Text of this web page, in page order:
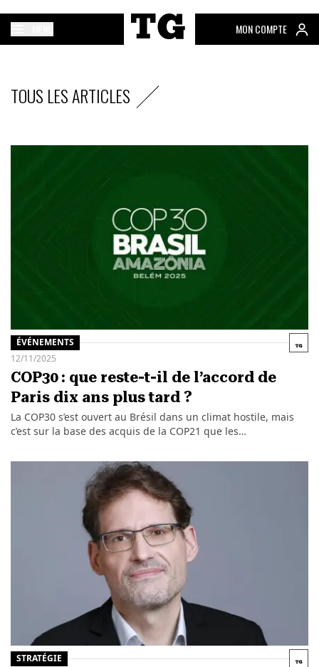
MON COMPTE
TOUS LES ARTICLES
ÉVÉNEMENTS
12/11/2025
COP30 : que reste-t-il de l’accord de
Paris dix ans plus tard ?
La COP30 s’est ouvert au Brésil dans un climat hostile, mais
c’est sur la base des acquis de la COP21 que les…
STRATÉGIE